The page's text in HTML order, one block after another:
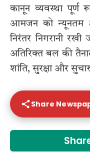
कानून व्यवस्था पूर्ण
आमजन को न्यूनतम
निरंतर निगरानी
अतिरिक्त बल की
शांति, सुरक्षा और
Share